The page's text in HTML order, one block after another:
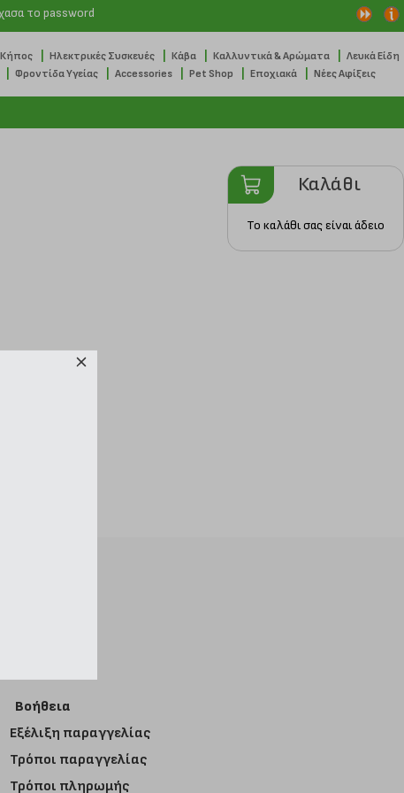
το password
Κήπος Ηλεκτρικές Συσκευές Κάβα Καλλυντικά & Αρώματα Λευκά Είδη
Φροντίδα Υγείας Accessories Pet Shop Εποχιακά Νέες Αφίξεις
Καλάθι
Το καλάθι σας είναι άδειο
Βοήθεια
Εξέλιξη παραγγελίας
Τρόποι παραγγελίας
Τρόποι πληρωμής